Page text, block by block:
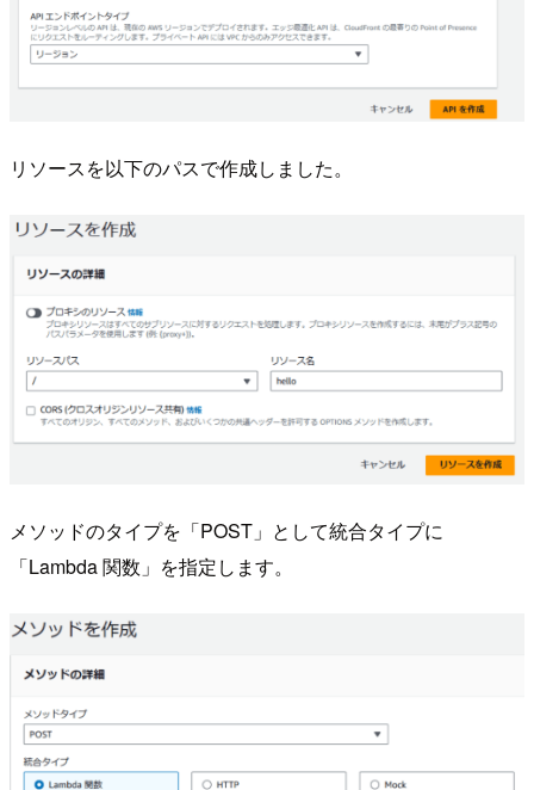
リソースを以下のパスで作成しました。
メソッドのタイプを「POST」として統合タイプに
「Lambda 関数」を指定します。